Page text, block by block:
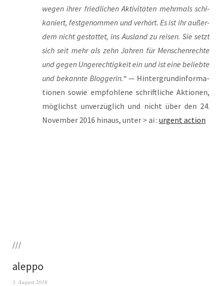
wegen ihrer fried­li­chen Akti­vi­tä­ten mehr­mals schi­
ka­niert, fest­ge­nom­men und ver­hört. Es ist ihr außer­
dem nicht gestat­tet, ins Aus­land zu rei­sen. Sie setzt
sich seit mehr als zehn Jah­ren für Men­schen­rech­te
und gegen Unge­rech­tig­keit ein und ist eine belieb­te
und bekann­te Blog­ge­rin.“ — Hin­ter­grund­in­for­ma­
tio­nen sowie emp­foh­le­ne schrift­li­che Aktio­nen,
mög­lichst unver­züg­lich und nicht über den 24.
Novem­ber 2016 hin­aus, unter > ai : urgent action
///
aleppo
3. August 2016